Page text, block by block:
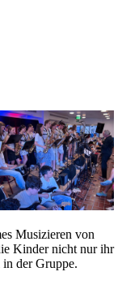
Musizieren von
Kinder nicht nur ihr
in der Gruppe.